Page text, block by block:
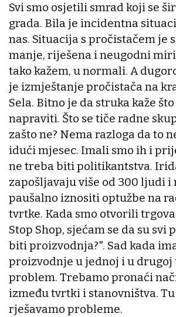
Svi smo osjetili smrad koji se
grada. Bila je incidentna
nas. Situacija s pročistačem je
manje, riješena i neugodni
tako kažem, u normali. A
je izmještanje pročistača na
Sela. Bitno je da struka kaže
napraviti. Što se tiče radne
zašto ne? Nema razloga da to
idući mjesec. Imali smo ih i
ne treba biti politikantstva.
zapošljavaju više od 300 ljudi i
paušalno iznositi optužbe na
tvrtke. Kada smo otvorili
Stop Shop, sjećam se da su svi
biti proizvodnja?". Sad kada
proizvodnje u jednoj i u drugoj
problem. Trebamo pronaći
između tvrtki i stanovništva. Tu
rješavamo probleme.